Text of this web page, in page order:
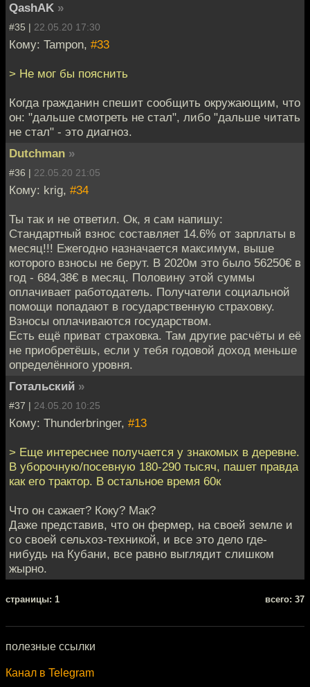
QashAK »
#35 | 22.05.20 17:30
Кому: Tampon, #33
> Не мог бы пояснить
Когда гражданин спешит сообщить окружающим, что
он: "дальше смотреть не стал", либо "дальше читать
не стал" - это диагноз.
Dutchman »
#36 | 22.05.20 21:05
Кому: krig, #34
Ты так и не ответил. Ок, я сам напишу:
Стандартный взнос составляет 14.6% от зарплаты в
месяц!!! Ежегодно назначается максимум, выше
которого взносы не берут. В 2020м это было 56250€ в
год - 684,38€ в месяц. Половину этой суммы
оплачивает работодатель. Получатели социальной
помощи попадают в государственную страховку.
Взносы оплачиваются государством.
Есть ещё приват страховка. Там другие расчёты и её
не приобретёшь, если у тебя годовой доход меньше
определённого уровня.
Готальский »
#37 | 24.05.20 10:25
Кому: Thunderbringer, #13
> Еще интереснее получается у знакомых в деревне.
В уборочную/посевную 180-290 тысяч, пашет правда
как его трактор. В остальное время 60к
Что он сажает? Коку? Мак?
Даже представив, что он фермер, на своей земле и
со своей сельхоз-техникой, и все это дело где-
нибудь на Кубани, все равно выглядит слишком
жырно.
cтраницы: 1 всего: 37
полезные ссылки
Канал в Telegram